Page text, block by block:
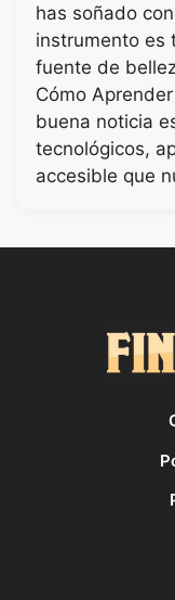
has soñado
instrumento es
fuente de
Cómo
buena noticia
tecnológicos,
accesible que